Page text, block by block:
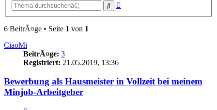
Suche
6 BeitrÃ¤ge • Seite 1 von 1
CiaoMi
BeitrÃ¤ge: 3
Registriert: 21.05.2019, 13:36
Bewerbung als Hausmeister in Vollzeit bei meinem
Minjob-Arbeitgeber